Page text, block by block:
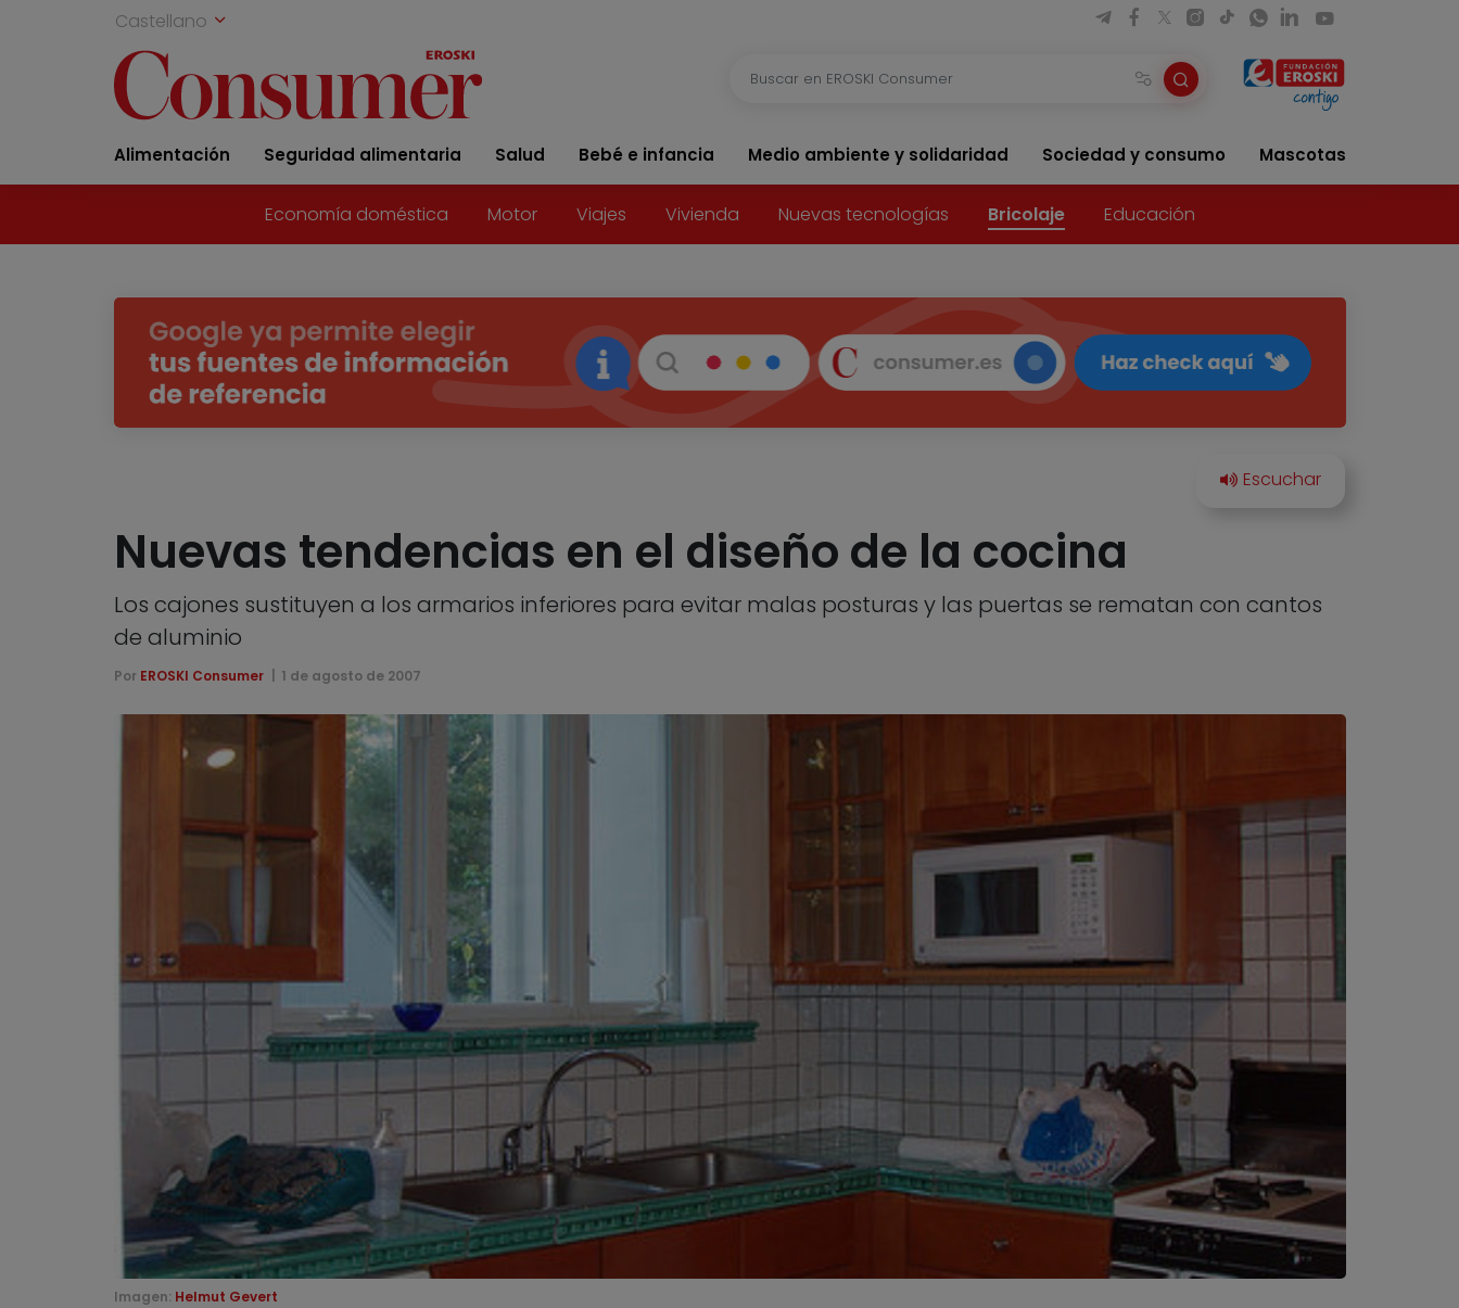
Castellano
Alimentación Seguridad alimentaria Salud Bebé e infancia Medio ambiente y solidaridad Sociedad y consumo Mascotas
Economía doméstica Motor Viajes Vivienda Nuevas tecnologías Bricolaje Educación
Nuevas tendencias en el diseño de la cocina
Los cajones sustituyen a los armarios inferiores para evitar malas posturas y las puertas se rematan con cantos
de aluminio
Por EROSKI Consumer 1 de agosto de 2007
Imagen: Helmut Gevert